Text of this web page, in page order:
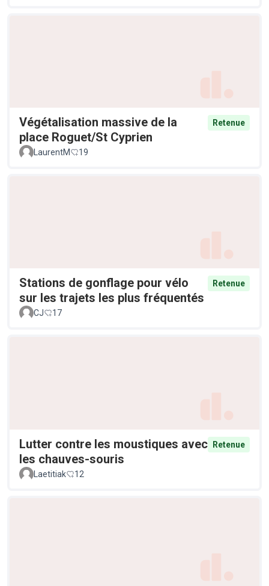
Végétalisation massive de la
place Roguet/St Cyprien
Retenue
LaurentM 19
Stations de gonflage pour vélo
sur les trajets les plus fréquentés
Retenue
CJ 17
Lutter contre les moustiques avec
les chauves-souris
Retenue
Laetitiak 12